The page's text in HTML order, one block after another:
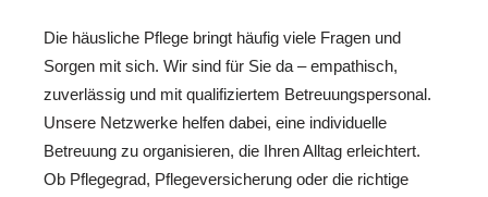
Die häusliche Pflege bringt häufig viele Fragen und
Sorgen mit sich. Wir sind für Sie da – empathisch,
zuverlässig und mit qualifiziertem Betreuungspersonal.
Unsere Netzwerke helfen dabei, eine individuelle
Betreuung zu organisieren, die Ihren Alltag erleichtert.
Ob Pflegegrad, Pflegeversicherung oder die richtige